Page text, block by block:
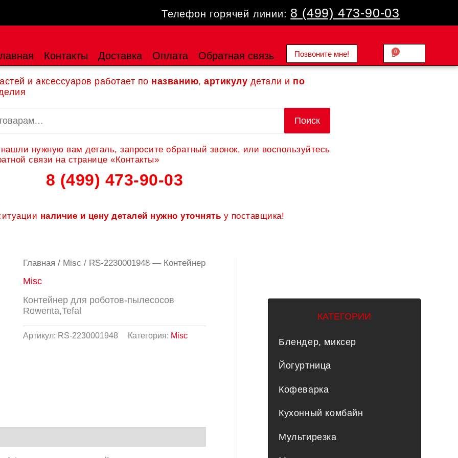
Телефон горячей линии: 8 (499) 473-90-03
Контакты Доставка Оплата Обратная связь Позвоните мне! 0.00
0
Cart
и аксессуаров работает по названию, артикулу детали и по
Поиск
нужную вам деталь, запросите обратный звонок, или воспользуйтесь
связи на странице «Контакты»
8 (499) 473-90-03
наличие и цену деталей нужно уточнять у поставщика!
Главная / Misc / RS-2230001948 — Контейнер
Misc
Контейнер для роботов-пылесосов
Rowenta,Tefal
Артикул: RS-2230001948 Категория: Misc
КАТЕГОРИИ
Блендер, миксер
Йогуртница
Кофеварка
Кухонный комбайн
Мультирезка